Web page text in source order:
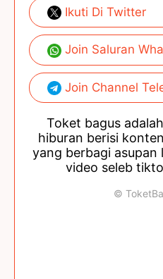
Ikuti Di Twitter
Join Saluran
Join Channel
Toket bagus
hiburan berisi
yang berbagi asupan
video seleb
©